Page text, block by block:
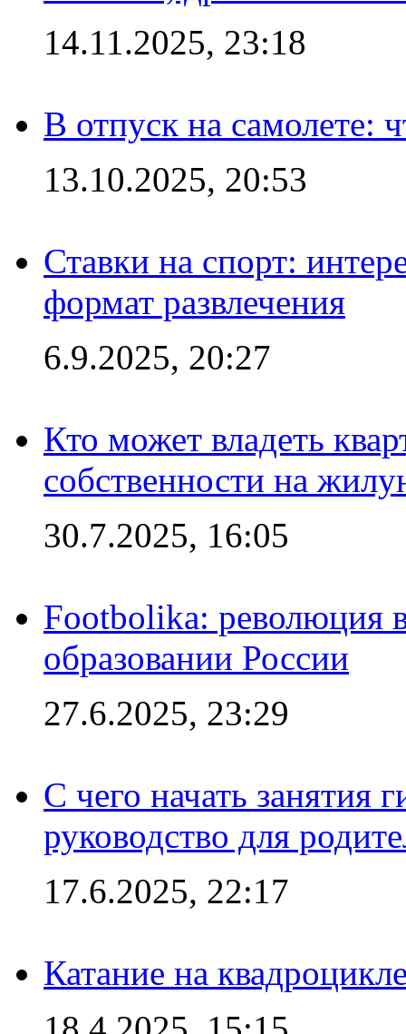
14.11.2025, 23:18
В отпуск на самолете:
13.10.2025, 20:53
Ставки на спорт:
формат развлечения
6.9.2025, 20:27
Кто может владеть
собственности на
30.7.2025, 16:05
Footbolika: революция
образовании России
27.6.2025, 23:29
С чего начать занятия
руководство для
17.6.2025, 22:17
Катание на